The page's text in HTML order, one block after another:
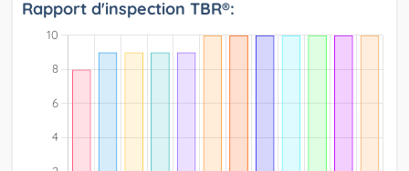
Rapport d'inspection TBR®: